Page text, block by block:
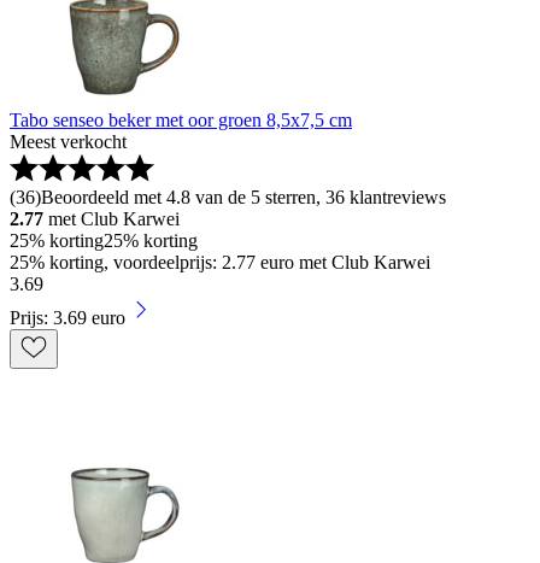
Tabo senseo beker met oor groen 8,5x7,5 cm
Meest verkocht
(36)Beoordeeld met 4.8 van de 5 sterren, 36 klantreviews
2.77 met Club Karwei
25% korting25% korting
25% korting, voordeelprijs: 2.77 euro met Club Karwei
3.69
Prijs: 3.69 euro